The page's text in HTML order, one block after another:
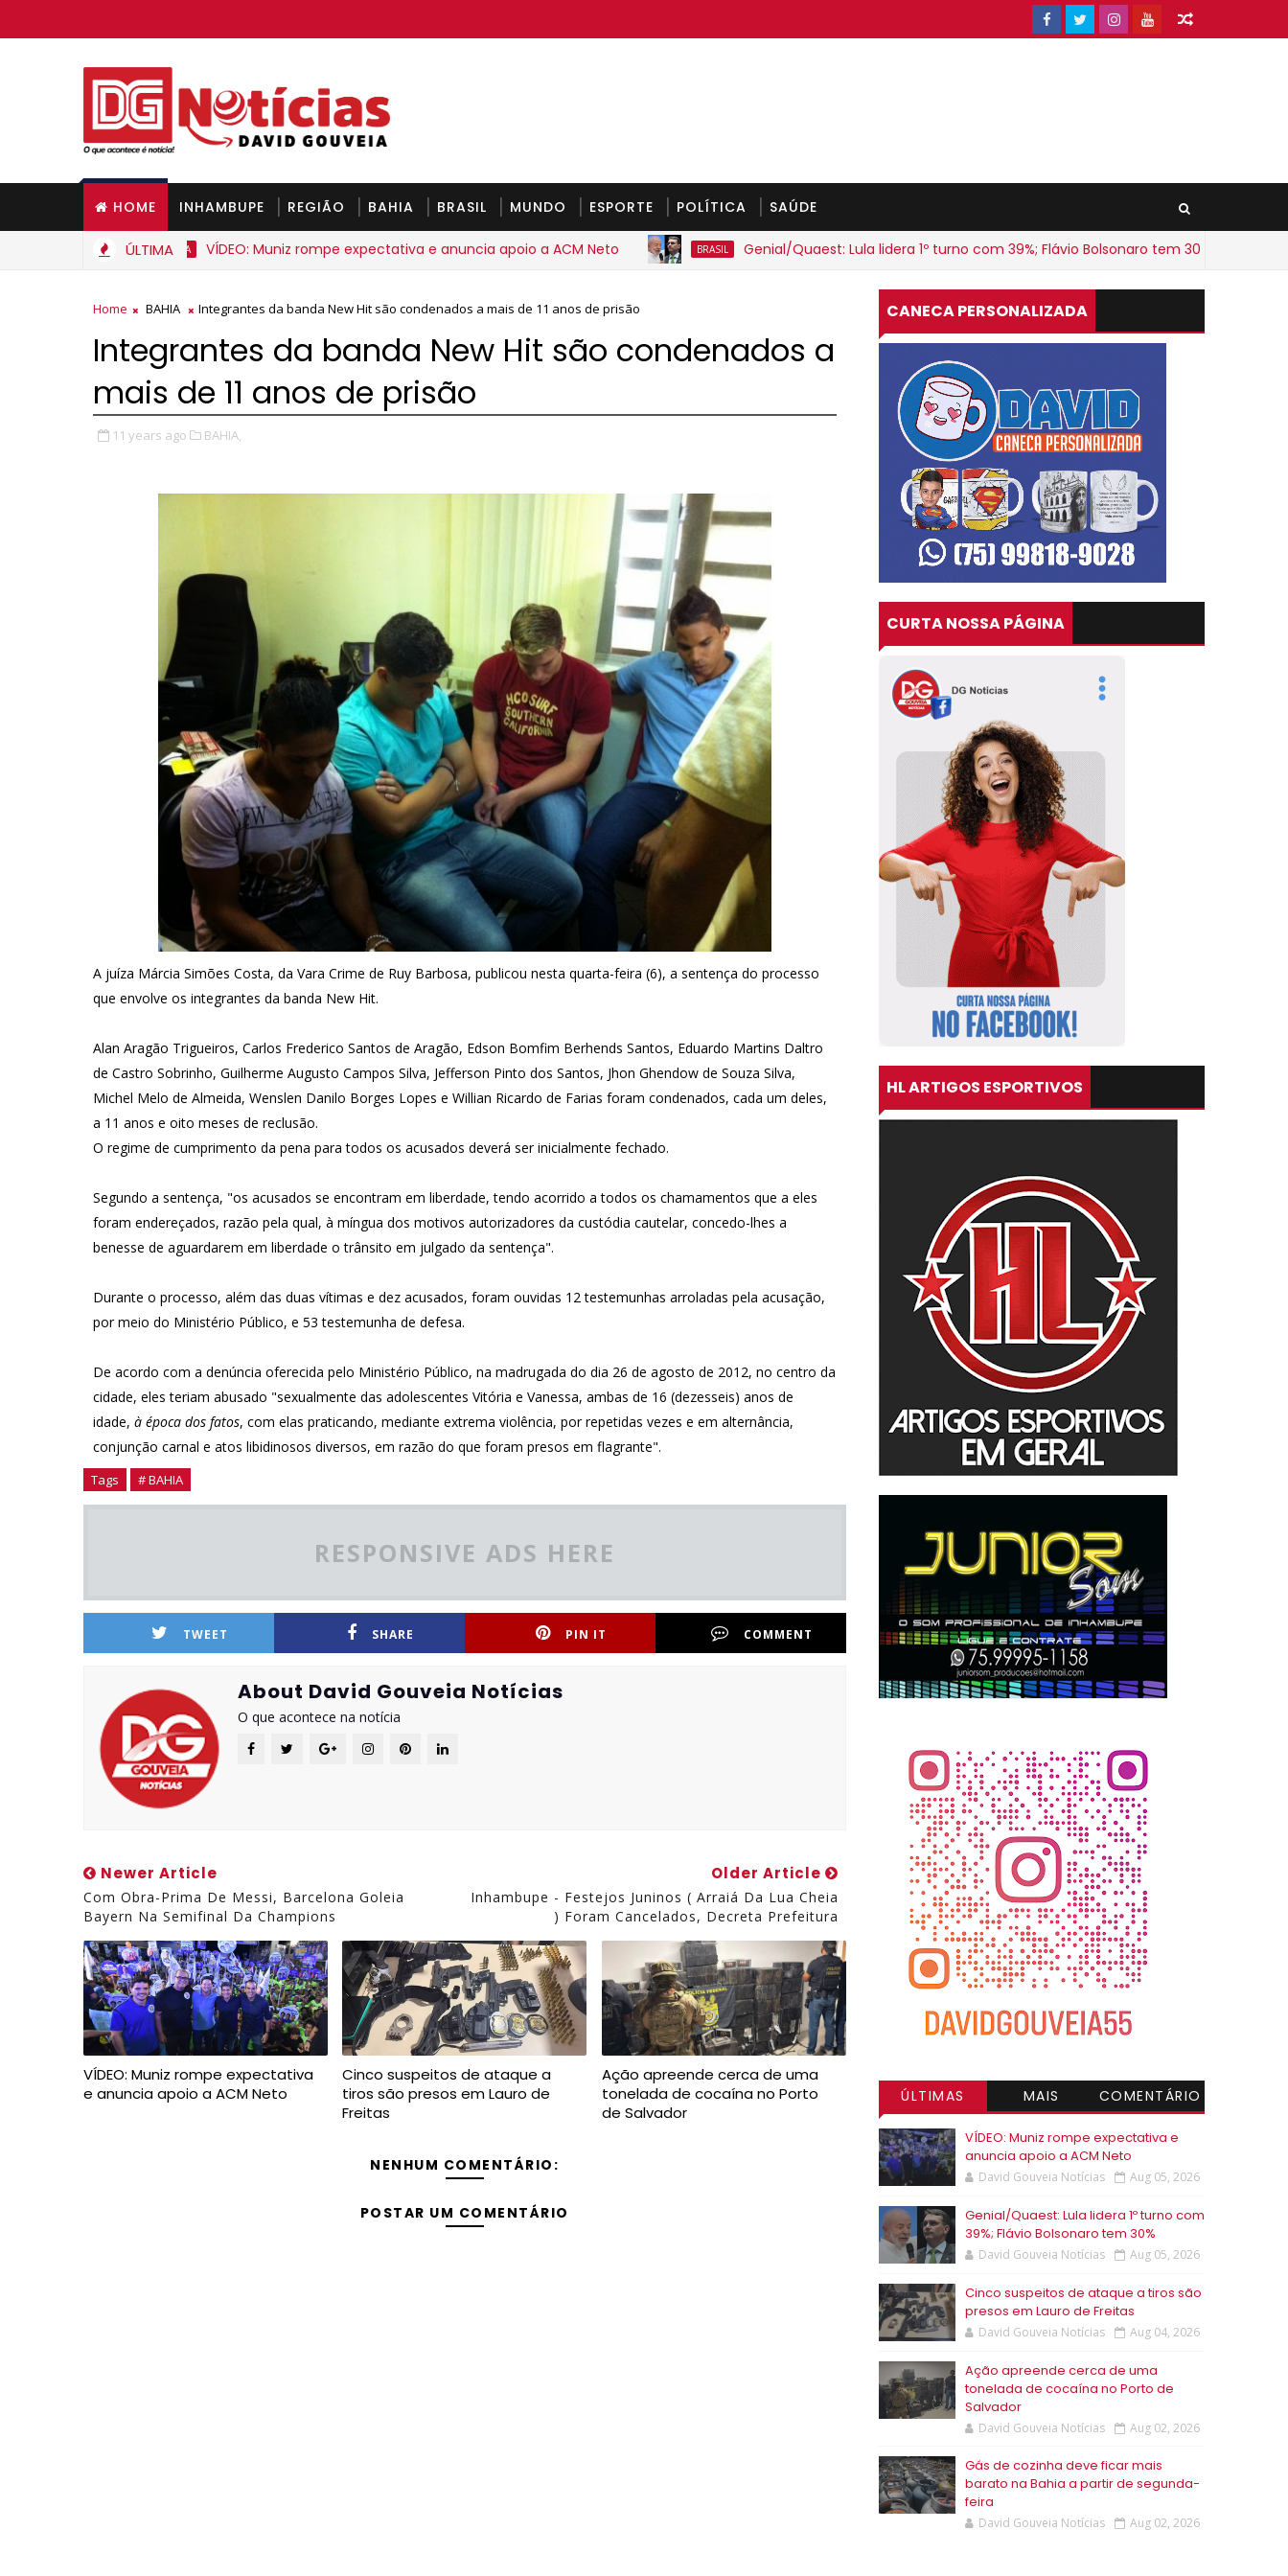
HOME INHAMBUPE REGIÃO BAHIA BRASIL MUNDO ESPORTE POLÍTICA SAÚDE
ÚLTIMA
BAHIA VÍDEO: Muniz rompe expectativa e anuncia apoio a ACM Neto BRASIL Genial/Quaest: Lula lidera 1º turno com 39%; Flávio Bolsonaro tem 30%
Home BAHIA Integrantes da banda New Hit são condenados a mais de 11 anos de prisão
Integrantes da banda New Hit são condenados a
mais de 11 anos de prisão
11 years ago BAHIA,
A juíza Márcia Simões Costa, da Vara Crime de Ruy Barbosa, publicou nesta quarta-feira (6), a sentença do processo
que envolve os integrantes da banda New Hit.
Alan Aragão Trigueiros, Carlos Frederico Santos de Aragão, Edson Bomfim Berhends Santos, Eduardo Martins Daltro
de Castro Sobrinho, Guilherme Augusto Campos Silva, Jefferson Pinto dos Santos, Jhon Ghendow de Souza Silva,
Michel Melo de Almeida, Wenslen Danilo Borges Lopes e Willian Ricardo de Farias foram condenados, cada um deles,
a 11 anos e oito meses de reclusão.
O regime de cumprimento da pena para todos os acusados deverá ser inicialmente fechado.
Segundo a sentença, "os acusados se encontram em liberdade, tendo acorrido a todos os chamamentos que a eles
foram endereçados, razão pela qual, à míngua dos motivos autorizadores da custódia cautelar, concedo-lhes a
benesse de aguardarem em liberdade o trânsito em julgado da sentença".
Durante o processo, além das duas vítimas e dez acusados, foram ouvidas 12 testemunhas arroladas pela acusação,
por meio do Ministério Público, e 53 testemunha de defesa.
De acordo com a denúncia oferecida pelo Ministério Público, na madrugada do dia 26 de agosto de 2012, no centro da
cidade, eles teriam abusado "sexualmente das adolescentes Vitória e Vanessa, ambas de 16 (dezesseis) anos de
idade, à época dos fatos, com elas praticando, mediante extrema violência, por repetidas vezes e em alternância,
conjunção carnal e atos libidinosos diversos, em razão do que foram presos em flagrante".
Tags # BAHIA
RESPONSIVE ADS HERE
TWEET SHARE PIN IT COMMENT
About David Gouveia Notícias
O que acontece na notícia
Newer Article
Com Obra-Prima De Messi, Barcelona Goleia
Bayern Na Semifinal Da Champions
Older Article
Inhambupe - Festejos Juninos ( Arraiá Da Lua Cheia
) Foram Cancelados, Decreta Prefeitura
VÍDEO: Muniz rompe expectativa
e anuncia apoio a ACM Neto
Cinco suspeitos de ataque a
tiros são presos em Lauro de
Freitas
Ação apreende cerca de uma
tonelada de cocaína no Porto
de Salvador
NENHUM COMENTÁRIO:
POSTAR UM COMENTÁRIO
CANECA PERSONALIZADA
CURTA NOSSA PÁGINA
HL ARTIGOS ESPORTIVOS
ÚLTIMAS
MAIS
COMENTÁRIO
VÍDEO: Muniz rompe expectativa e
anuncia apoio a ACM Neto
David Gouveia Notícias Aug 05, 2026
Genial/Quaest: Lula lidera 1º turno com
39%; Flávio Bolsonaro tem 30%
David Gouveia Notícias Aug 05, 2026
Cinco suspeitos de ataque a tiros são
presos em Lauro de Freitas
David Gouveia Notícias Aug 04, 2026
Ação apreende cerca de uma
tonelada de cocaína no Porto de
Salvador
David Gouveia Notícias Aug 02, 2026
Gás de cozinha deve ficar mais
barato na Bahia a partir de segunda-
feira
David Gouveia Notícias Aug 02, 2026